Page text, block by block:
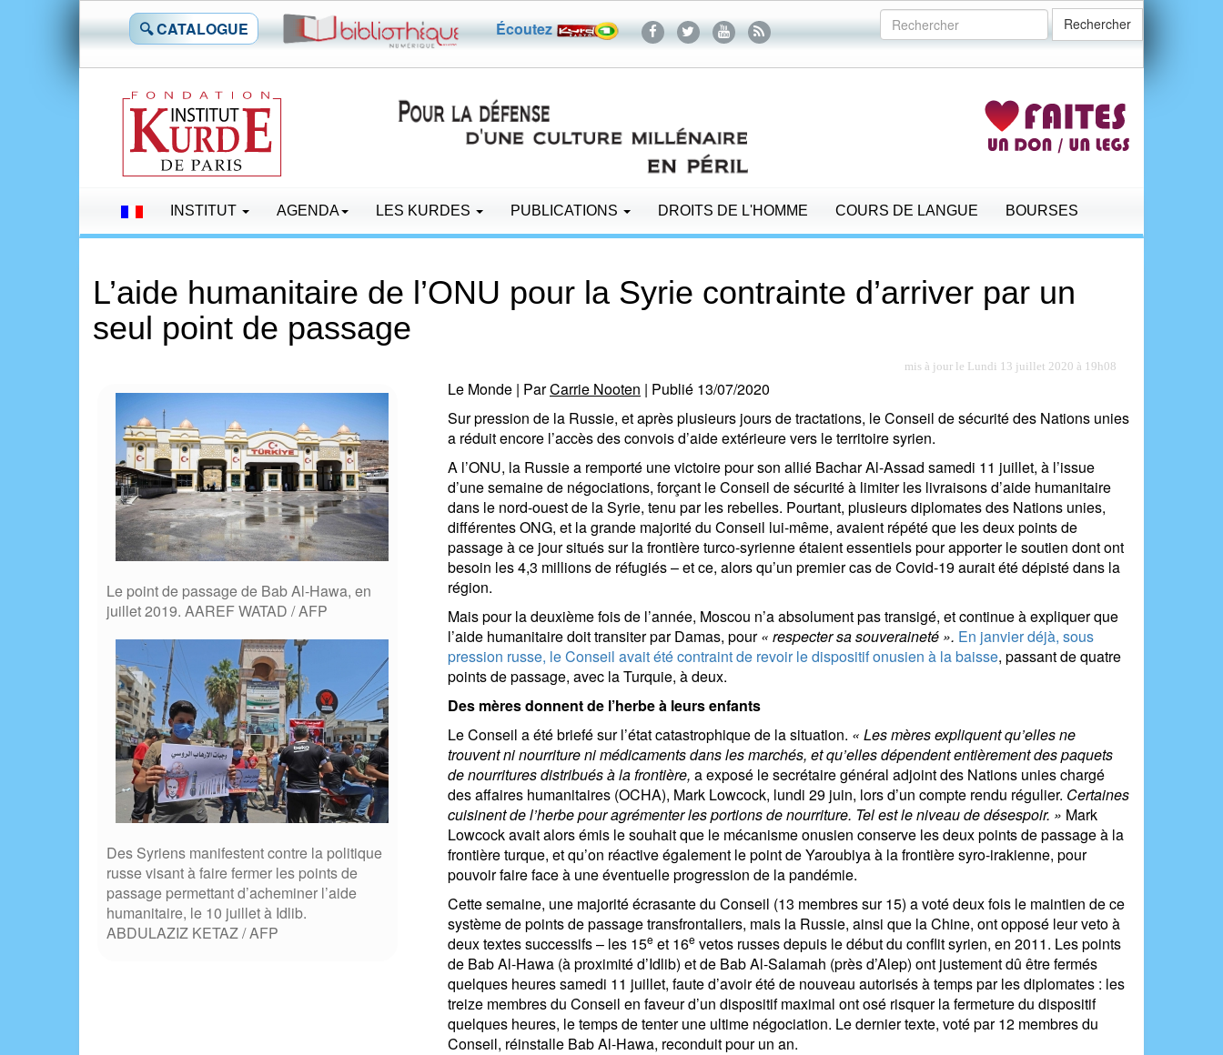
🔍 CATALOGUE Écoutez Rechercher
INSTITUT AGENDA LES KURDES PUBLICATIONS DROITS DE L'HOMME COURS DE LANGUE BOURSES
L’aide humanitaire de l’ONU pour la Syrie contrainte d’arriver par un
seul point de passage
mis à jour le Lundi 13 juillet 2020 à 19h08
Le point de passage de Bab Al-Hawa, en
juillet 2019. AAREF WATAD / AFP
Des Syriens manifestent contre la politique
russe visant à faire fermer les points de
passage permettant d’acheminer l’aide
humanitaire, le 10 juillet à Idlib.
ABDULAZIZ KETAZ / AFP
Le Monde | ParCarrie Nooten | Publié 13/07/2020
Sur pression de la Russie, et après plusieurs jours de tractations, le Conseil de sécurité des Nations unies
a réduit encore l’accès des convois d’aide extérieure vers le territoire syrien.
A l’ONU, la Russie a remporté une victoire pour son allié Bachar Al-Assad samedi 11 juillet, à l’issue
d’une semaine de négociations, forçant le Conseil de sécurité à limiter les livraisons d’aide humanitaire
dans le nord-ouest de la Syrie, tenu par les rebelles. Pourtant, plusieurs diplomates des Nations unies,
différentes ONG, et la grande majorité du Conseil lui-même, avaient répété que les deux points de
passage à ce jour situés sur la frontière turco-syrienne étaient essentiels pour apporter le soutien dont ont
besoin les 4,3 millions de réfugiés – et ce, alors qu’un premier cas de Covid-19 aurait été dépisté dans la
région.
Mais pour la deuxième fois de l’année, Moscou n’a absolument pas transigé, et continue à expliquer que
l’aide humanitaire doit transiter par Damas, pour« respecter sa souveraineté ». En janvier déjà, sous
pression russe, le Conseil avait été contraint de revoir le dispositif onusien à la baisse, passant de quatre
points de passage, avec la Turquie, à deux.
Des mères donnent de l’herbe à leurs enfants
Le Conseil a été briefé sur l’état catastrophique de la situation. « Les mères expliquent qu’elles ne
trouvent ni nourriture ni médicaments dans les marchés, et qu’elles dépendent entièrement des paquets
de nourritures distribués à la frontière, a exposé le secrétaire général adjoint des Nations unies chargé
des affaires humanitaires (OCHA), Mark Lowcock, lundi 29 juin, lors d’un compte rendu régulier. Certaines
cuisinent de l’herbe pour agrémenter les portions de nourriture. Tel est le niveau de désespoir. » Mark
Lowcock avait alors émis le souhait que le mécanisme onusien conserve les deux points de passage à la
frontière turque, et qu’on réactive également le point de Yaroubiya à la frontière syro-irakienne, pour
pouvoir faire face à une éventuelle progression de la pandémie.
Cette semaine, une majorité écrasante du Conseil (13 membres sur 15) a voté deux fois le maintien de ce
système de points de passage transfrontaliers, mais la Russie, ainsi que la Chine, ont opposé leur veto à
deux textes successifs – les 15e et 16e vetos russes depuis le début du conflit syrien, en 2011. Les points
de Bab Al-Hawa (à proximité d’Idlib) et de Bab Al-Salamah (près d’Alep) ont justement dû être fermés
quelques heures samedi 11 juillet, faute d’avoir été de nouveau autorisés à temps par les diplomates : les
treize membres du Conseil en faveur d’un dispositif maximal ont osé risquer la fermeture du dispositif
quelques heures, le temps de tenter une ultime négociation. Le dernier texte, voté par 12 membres du
Conseil, réinstalle Bab Al-Hawa, reconduit pour un an.